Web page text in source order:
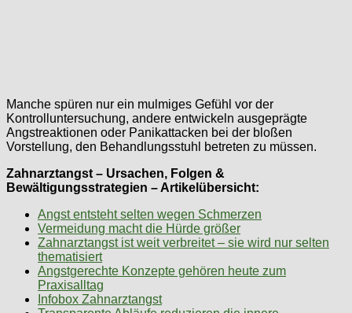
Manche spüren nur ein mulmiges Gefühl vor der
Kontrolluntersuchung, andere entwickeln ausgeprägte
Angstreaktionen oder Panikattacken bei der bloßen
Vorstellung, den Behandlungsstuhl betreten zu müssen.
Zahnarztangst – Ursachen, Folgen &
Bewältigungsstrategien – Artikelübersicht:
Angst entsteht selten wegen Schmerzen
Vermeidung macht die Hürde größer
Zahnarztangst ist weit verbreitet – sie wird nur selten
thematisiert
Angstgerechte Konzepte gehören heute zum
Praxisalltag
Infobox Zahnarztangst